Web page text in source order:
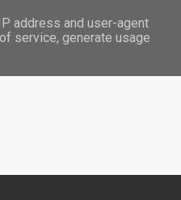
address and user-agent
service, generate usage